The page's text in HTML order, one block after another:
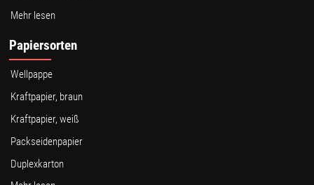
Mehr lesen
Papiersorten
Wellpappe
Kraftpapier, braun
Kraftpapier, weiß
Packseidenpapier
Duplexkarton